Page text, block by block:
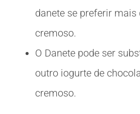
danete se preferir mais
cremoso.
O Danete pode ser
outro iogurte de
cremoso.